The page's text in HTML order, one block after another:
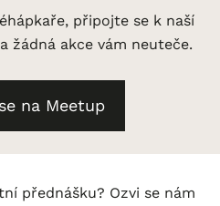
připojte se k naší
žádná akce vám neuteče.
na Meetup
přednášku? Ozvi se nám